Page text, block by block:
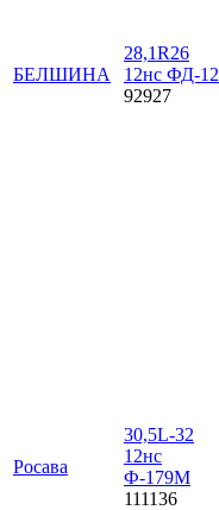
БЕЛШИНА
28,1R26
12нс ФД-12
92927
Росава
30,5L-32
12нс
Ф-179М
111136